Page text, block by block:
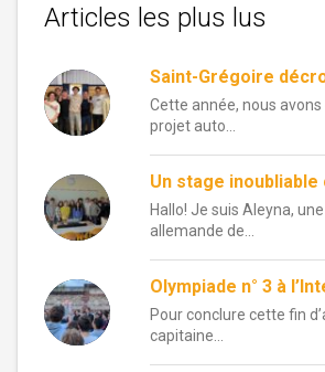
Articles les plus lus
Saint-Grégoire
Cette année, nous
projet auto...
Un stage inoubliable
Hallo! Je suis Aleyna,
allemande de...
Olympiade n° 3 à
Pour conclure cette fin
capitaine...